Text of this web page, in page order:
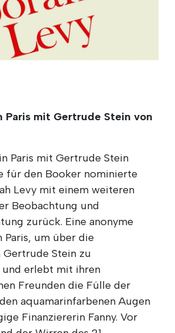
Paris mit Gertrude Stein von
Paris mit Gertrude Stein
für den Booker nominierte
Levy mit einem weiteren
Beobachtung und
zurück. Eine anonyme
Paris, um über die
Stein zu
und erlebt mit ihren
Freunden die Fülle der
aquamarinfarbenen Augen
Finanziererin Fanny. Vor